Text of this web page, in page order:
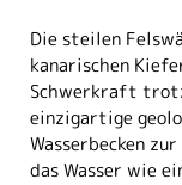
Die steilen
kanarischen
Schwerkraft
einzigartige
Wasserbecken
das Wasser wie